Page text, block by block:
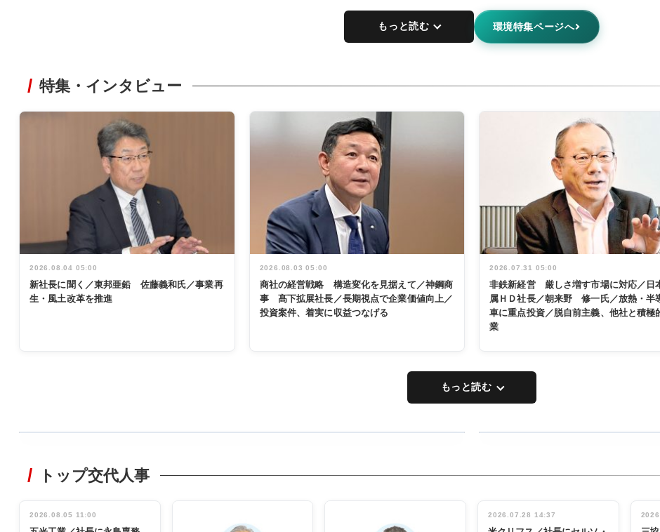
もっと読む 環境特集ページへ
特集・インタビュー
2026.08.04 05:00
新社長に聞く／東邦亜鉛 佐藤義和氏／事業再
生・風土改革を推進
2026.08.03 05:00
商社の経営戦略 構造変化を見据えて／神鋼商
事 髙下拡展社長／長期視点で企業価値向上／
投資案件、着実に収益つなげる
2026.07.31 05:00
非鉄新経営 厳しさ増す市場に対応／日
属ＨＤ社長／朝来野 修一氏／放熱・半
車に重点投資／脱自前主義、他社と積極
業
もっと読む
非鉄業界で
管理職編
インタビュ
INTERVIEW
念祝う 業界
関係者ら220
トップ交代人事
2026.08.05 11:00 2026.07.28 14:37